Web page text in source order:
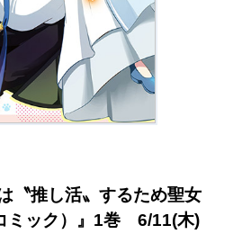
〝推し活〟するため聖女
ミック）』1巻 6/11(木)